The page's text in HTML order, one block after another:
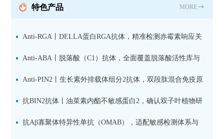
特色产品 MORE
Anti-RGA丨DELLA蛋白RGA抗体，精准检测赤霉素响应关
键抑制因子
Anti-ABA丨脱落酸（C1）抗体，全面覆盖脱落酸活性库与
储存库
Anti-PIN2丨生长素外排载体组分2抗体，双段肽混合免疫原
设计方案
抗BIN2抗体丨油菜素内酯不敏感蛋白2，确认双子叶植物研
究数据特异性
抗Aβ寡聚体特异性单抗（OMAB），适配敏感检测体系与